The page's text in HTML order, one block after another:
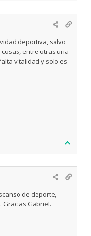
deportiva, salvo
entre otras una
vitalidad y solo es
de deporte,
Gracias Gabriel.